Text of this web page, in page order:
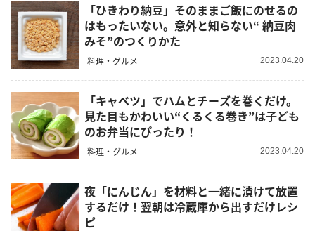
「ひきわり納豆」そのままご飯にのせるの
はもったいない。意外と知らない“ 納豆肉
みそ”のつくりかた
料理・グルメ 2023.04.20
「キャベツ」でハムとチーズを巻くだけ。
見た目もかわいい“くるくる巻き”は子ども
のお弁当にぴったり！
料理・グルメ 2023.04.20
夜「にんじん」を材料と一緒に漬けて放置
するだけ！翌朝は冷蔵庫から出すだけレシ
ピ